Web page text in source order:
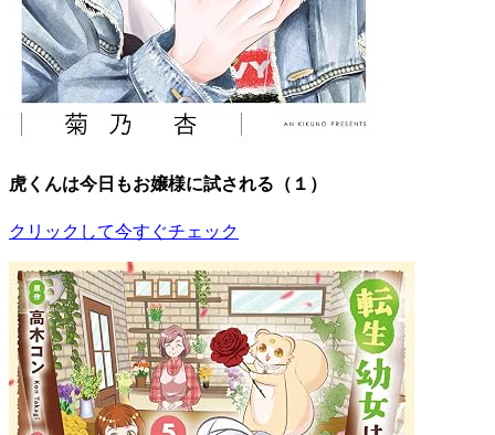
虎くんは今日もお嬢様に試される（１）
クリックして今すぐチェック